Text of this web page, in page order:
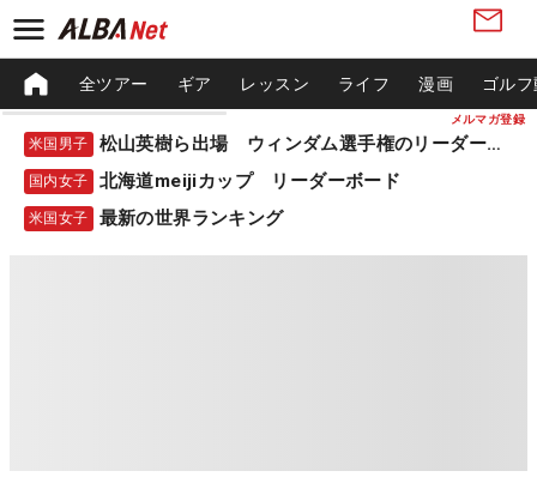
メルマガ登録
全ツアー ギア レッスン ライフ 漫画 ゴル
米国男子 松山英樹ら出場 ウィンダム選手権のリーダーボード
国内女子 北海道meijiカップ リーダーボード
米国女子 最新の世界ランキング